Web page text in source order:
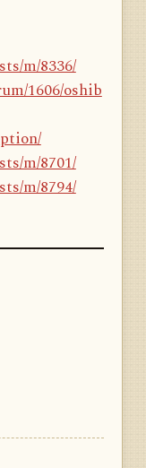
m/8336/
1606/oshib
m/8701/
m/8794/